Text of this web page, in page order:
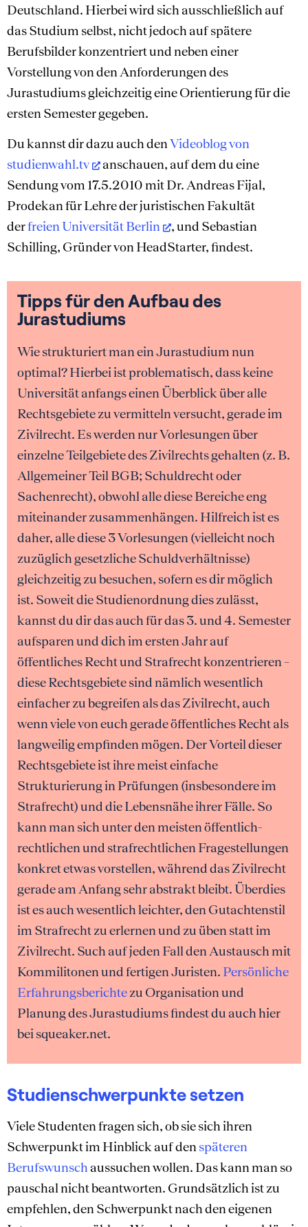
Deutschland. Hierbei wird sich ausschließlich auf
das Studium selbst, nicht jedoch auf spätere
Berufsbilder konzentriert und neben einer
Vorstellung von den Anforderungen des
Jurastudiums gleichzeitig eine Orientierung für die
ersten Semester gegeben.
Du kannst dir dazu auch denVideoblog von
studienwahl.tv
anschauen, auf dem du eine
Sendung vom 17.5.2010 mit Dr. Andreas Fijal,
Prodekan für Lehre der juristischen Fakultät
derfreien Universität Berlin
, und Sebastian
Schilling, Gründer von HeadStarter, findest.
Tipps für den Aufbau des
Jurastudiums
Wie strukturiert man ein Jurastudium nun
optimal? Hierbei ist problematisch, dass keine
Universität anfangs einen Überblick über alle
Rechtsgebiete zu vermitteln versucht, gerade im
Zivilrecht. Es werden nur Vorlesungen über
einzelne Teilgebiete des Zivilrechts gehalten (z. B.
Allgemeiner Teil BGB; Schuldrecht oder
Sachenrecht), obwohl alle diese Bereiche eng
miteinander zusammenhängen. Hilfreich ist es
daher, alle diese 3 Vorlesungen (vielleicht noch
zuzüglich gesetzliche Schuldverhältnisse)
gleichzeitig zu besuchen, sofern es dir möglich
ist. Soweit die Studienordnung dies zulässt,
kannst du dir das auch für das 3. und 4. Semester
aufsparen und dich im ersten Jahr auf
öffentliches Recht und Strafrecht konzentrieren –
diese Rechtsgebiete sind nämlich wesentlich
einfacher zu begreifen als das Zivilrecht, auch
wenn viele von euch gerade öffentliches Recht als
langweilig empfinden mögen. Der Vorteil dieser
Rechtsgebiete ist ihre meist einfache
Strukturierung in Prüfungen (insbesondere im
Strafrecht) und die Lebensnähe ihrer Fälle. So
kann man sich unter den meisten öffentlich-
rechtlichen und strafrechtlichen Fragestellungen
konkret etwas vorstellen, während das Zivilrecht
gerade am Anfang sehr abstrakt bleibt. Überdies
ist es auch wesentlich leichter, den Gutachtenstil
im Strafrecht zu erlernen und zu üben statt im
Zivilrecht. Such auf jeden Fall den Austausch mit
Kommilitonen und fertigen Juristen. Persönliche
Erfahrungsberichtezu Organisation und
Planung des Jurastudiums findest du auch hier
bei squeaker.net.
Studienschwerpunkte setzen
Viele Studenten fragen sich, ob sie sich ihren
Schwerpunkt im Hinblick auf den späteren
Berufswunsch aussuchen wollen. Das kann man so
pauschal nicht beantworten. Grundsätzlich ist zu
empfehlen, den Schwerpunkt nach den eigenen